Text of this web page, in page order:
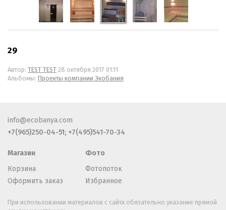
29
Автор: TEST TEST 28 октября 2017 01:11
Альбомы: Проекты компании Экобания
info@ecobanya.com
+7(965)250-04-51; +7(495)541-70-34
Магазин
Корзина
Оформить заказ
Фото
Фотопоток
Избранное
При использовании материалов с сайта обязательно указание прямой